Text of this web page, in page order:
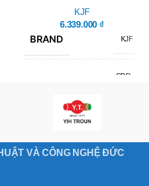
KJF
6.339.000 ₫
BRAND KJF
SDR-
VÀ CÔNG NGHỆ ĐỨC